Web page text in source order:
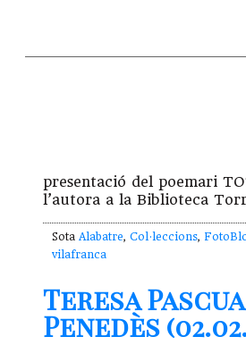
presentació del poemari
l’autora a la Biblioteca
Sota Alabatre, Col·leccions,
vilafranca
Teresa
Penedès